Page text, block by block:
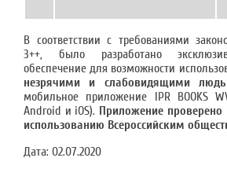
В соответствии с требованиями
3++, было разработано
обеспечение для возможности
незрячими и слабовидящими
мобильное приложение IPR BOOKS
Android и iOS). Приложение
использованию Всероссийским
Дата: 02.07.2020